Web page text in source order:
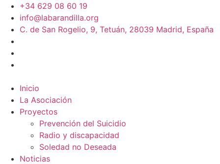
+34 629 08 60 19
info@labarandilla.org
C. de San Rogelio, 9, Tetuán, 28039 Madrid, España
Inicio
La Asociación
Proyectos
Prevención del Suicidio
Radio y discapacidad
Soledad no Deseada
Noticias